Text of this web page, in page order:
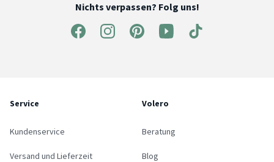
Nichts verpassen? Folg uns!
Service
Kundenservice
Versand und Lieferzeit
Volero
Beratung
Blog